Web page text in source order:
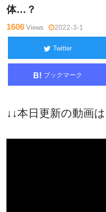
体…？
1606 Views 2022-3-1
Twitter
B! ブックマーク
↓↓本日更新の動画